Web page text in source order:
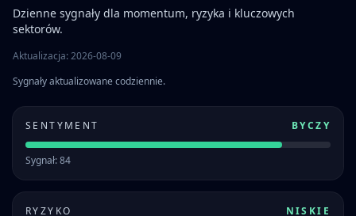
Dzienne sygnały dla momentum, ryzyka i kluczowych
sektorów.
Aktualizacja: 2026-08-09
Sygnały aktualizowane codziennie.
SENTYMENT BYCZY
Sygnał: 84
RYZYKO NISKIE